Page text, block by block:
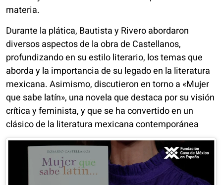
materia.
Durante la plática, Bautista y Rivero abordaron
diversos aspectos de la obra de Castellanos,
profundizando en su estilo literario, los temas que
aborda y la importancia de su legado en la literatura
mexicana. Asimismo, discutieron en torno a «Mujer
que sabe latín», una novela que destaca por su visión
crítica y feminista, y que se ha convertido en un
clásico de la literatura mexicana contemporánea